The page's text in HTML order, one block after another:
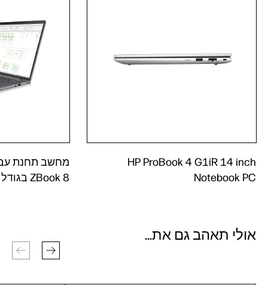
ZBook 8 בגודל 14 אינץ'
HP ProBook 4 G1iR 14 inch
Notebook PC
אולי תאהב גם את...